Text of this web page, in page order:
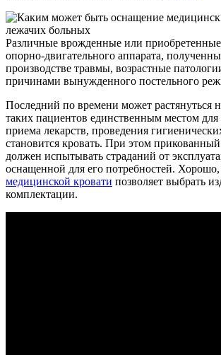
Различные врожденные или приобретенные
опорно-двигательного аппарата,
производстве травмы, возрастные
причинами вынужденного постельного
Последний по времени может растянуться
таких пациентов единственным местом для
приема лекарств, проведения
становится кровать. При этом
должен испытывать страданий от
оснащенной для его потребностей. Хорошо,
медицинской кровати позволяет выбрать
комплектации.